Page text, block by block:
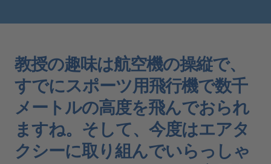
教授の趣味は航空機の操縦で、
すでにスポーツ用飛行機で数千
メートルの高度を飛んでおられ
ますね。そして、今度はエアタ
クシーに取り組んでいらっしゃ